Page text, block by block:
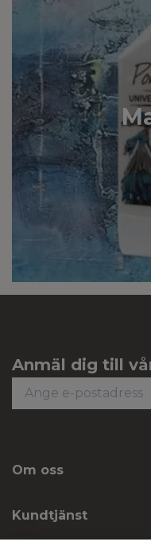
Anmäl dig till
Om oss
Kundtjänst